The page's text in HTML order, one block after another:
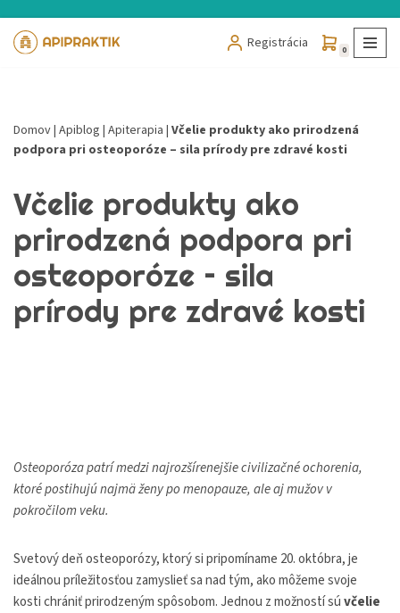
Preskočiť
Registrácia 0
Domov| Apiblog | Apiterapia | Včelie produkty ako prirodzená
podpora pri osteoporóze – sila prírody pre zdravé kosti
Včelie produkty ako
prirodzená podpora pri
osteoporóze – sila
prírody pre zdravé kosti
Osteoporóza patrí medzi najrozšírenejšie civilizačné ochorenia,
ktoré postihujú najmä ženy po menopauze, ale aj mužov v
pokročilom veku.
Svetový deň osteoporózy, ktorý si pripomíname 20. októbra, je
ideálnou príležitosťou zamyslieť sa nad tým, ako môžeme svoje
kosti chrániť prirodzeným spôsobom. Jednou z možností súvčelie